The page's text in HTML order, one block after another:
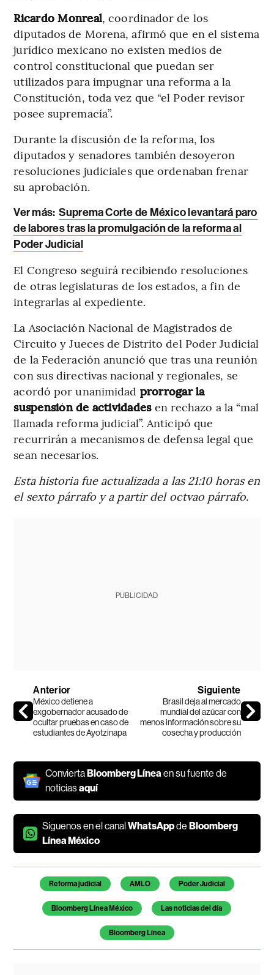
Ricardo Monreal, coordinador de los
diputados de Morena, afirmó que en el sistema
jurídico mexicano no existen medios de
control constitucional que puedan ser
utilizados para impugnar una reforma a la
Constitución, toda vez que “el Poder revisor
posee supremacía”.
Durante la discusión de la reforma, los
diputados y senadores también desoyeron
resoluciones judiciales que ordenaban frenar
su aprobación.
Ver más: Suprema Corte de México levantará paro
de labores tras la promulgación de la reforma al
Poder Judicial
El Congreso seguirá recibiendo resoluciones
de otras legislaturas de los estados, a fin de
integrarlas al expediente.
La Asociación Nacional de Magistrados de
Circuito y Jueces de Distrito del Poder Judicial
de la Federación anunció que tras una reunión
con sus directivas nacional y regionales, se
acordó por unanimidad prorrogar la
suspensión de actividadesen rechazo a la “mal
llamada reforma judicial”. Anticipó que
recurrirán a mecanismos de defensa legal que
sean necesarios.
Esta historia fue actualizada a las 21:10 horas en
el sexto párrafo y a partir del octvao párrafo.
PUBLICIDAD
Anterior
México detiene a
exgobernador acusado de
ocultar pruebas en caso de
estudiantes de Ayotzinapa
Siguiente
Brasil deja al mercado
mundial del azúcar con
menos información sobre su
cosecha y producción
ConviertaBloomberg Línea en su fuente de
noticiasaquí
Síguenos en el canalWhatsAppdeBloomberg
Línea México
Temas de este artículo
Reforma judicial AMLO Poder Judicial
Bloomberg Línea México Las noticias del día
Bloomberg Línea